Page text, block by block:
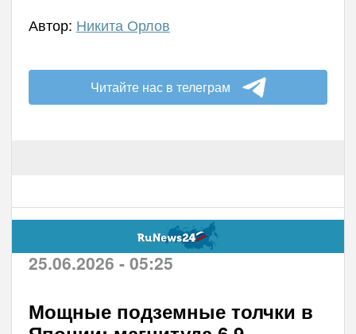
Автор: Никита Орлов
Читайте нас в телеграм
25.06.2026 - 05:25
Мощные подземные толчки в